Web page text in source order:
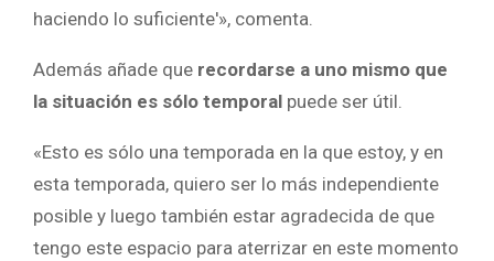
haciendo lo suficiente'», comenta.
Además añade que recordarse a uno mismo que
la situación es sólo temporal puede ser útil.
«Esto es sólo una temporada en la que estoy, y en
esta temporada, quiero ser lo más independiente
posible y luego también estar agradecida de que
tengo este espacio para aterrizar en este momento